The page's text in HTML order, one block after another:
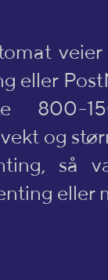
eller
800-
og
så
eller